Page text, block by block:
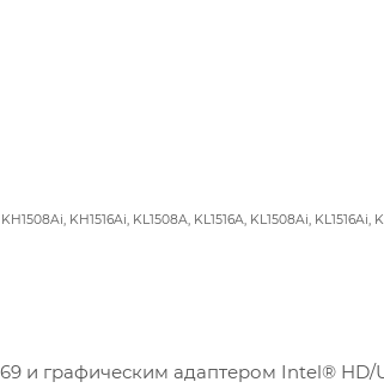
KH1516Ai, KL1508A, KL1516A, KL1508Ai, KL1516Ai,
и графическим адаптером Intel® HD/